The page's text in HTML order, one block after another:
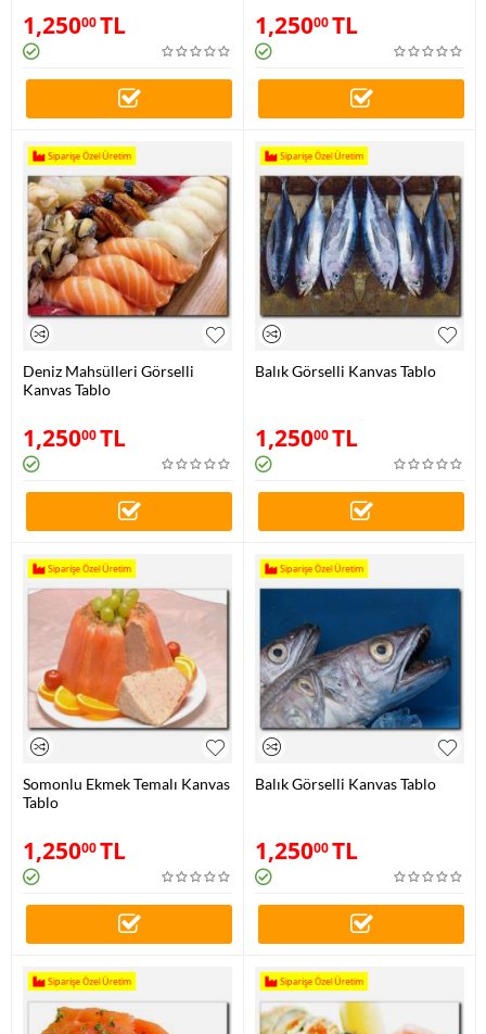
1,25000TL 1,25000TL
Siparişe Özel Üretim
Deniz Mahsülleri Görselli
Kanvas Tablo
1,25000TL
Siparişe Özel Üretim
Balık Görselli Kanvas Tablo
1,25000TL
Siparişe Özel Üretim
Somonlu Ekmek Temalı Kanvas
Tablo
1,25000TL
Siparişe Özel Üretim
Balık Görselli Kanvas Tablo
1,25000TL
Siparişe Özel Üretim Siparişe Özel Üretim